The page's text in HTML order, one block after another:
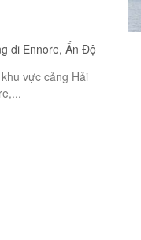
đi Ennore, Ấn Độ
vực cảng Hải